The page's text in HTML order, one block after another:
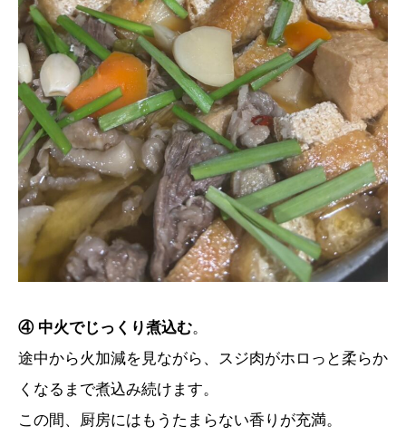
④ 中火でじっくり煮込む。
途中から火加減を見ながら、スジ肉がホロっと柔らか
くなるまで煮込み続けます。
この間、厨房にはもうたまらない香りが充満。